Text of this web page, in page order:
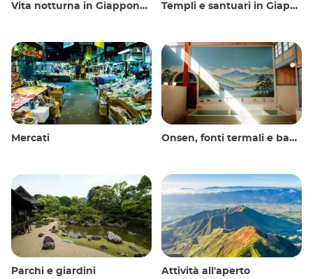
Vita notturna in Giappone: uscire, vedere e bere Templi e santuari in Giappone
Mercati Onsen, fonti termali e bagni pubblici
Parchi e giardini Attività all'aperto